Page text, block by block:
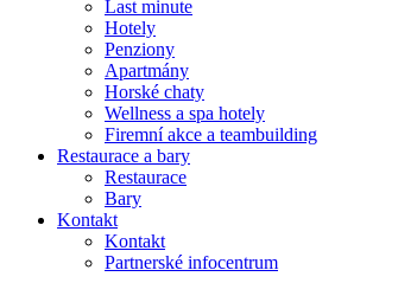
Last minute
Hotely
Penziony
Apartmány
Horské chaty
Wellness a spa hotely
Firemní akce a teambuilding
Restaurace a bary
Restaurace
Bary
Kontakt
Kontakt
Partnerské infocentrum